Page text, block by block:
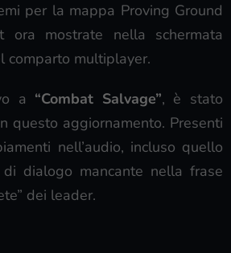
per la mappa Proving Ground
mostrate nella schermata
comparto multiplayer.
a “Combat Salvage”, è stato
questo aggiornamento. Presenti
nell’audio, incluso quello
dialogo mancante nella frase
dei leader.